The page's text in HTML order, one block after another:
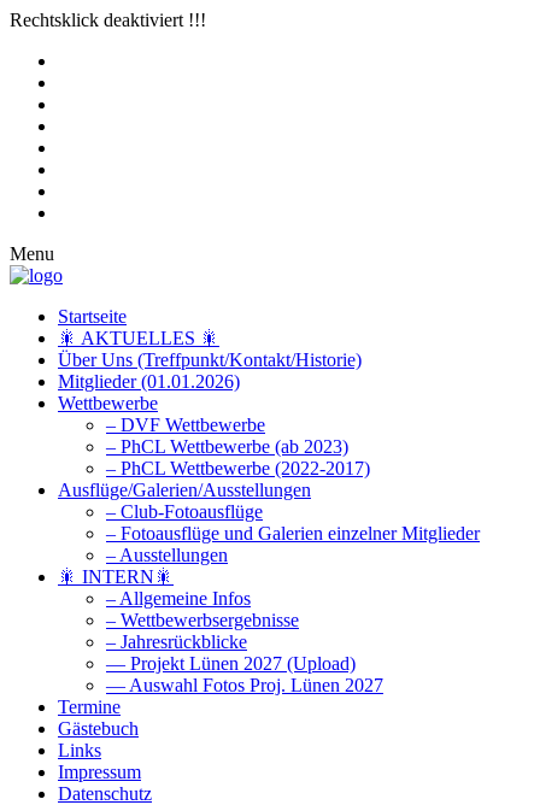
Rechtsklick deaktiviert !!!
Menu
Startseite
🎇 AKTUELLES 🎇
Über Uns (Treffpunkt/Kontakt/Historie)
Mitglieder (01.01.2026)
Wettbewerbe
– DVF Wettbewerbe
– PhCL Wettbewerbe (ab 2023)
– PhCL Wettbewerbe (2022-2017)
Ausflüge/Galerien/Ausstellungen
– Club-Fotoausflüge
– Fotoausflüge und Galerien einzelner Mitglieder
– Ausstellungen
🎇 INTERN🎇
– Allgemeine Infos
– Wettbewerbsergebnisse
– Jahresrückblicke
— Projekt Lünen 2027 (Upload)
— Auswahl Fotos Proj. Lünen 2027
Termine
Gästebuch
Links
Impressum
Datenschutz